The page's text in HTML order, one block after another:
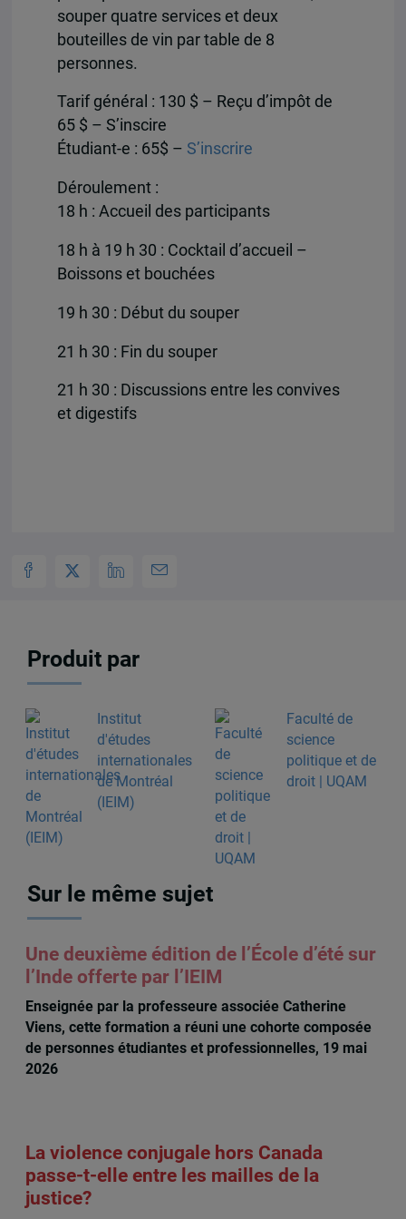
souper quatre services et deux
bouteilles de vin par table de 8
personnes.
Tarif général : 130 $ – Reçu d’impôt de
65 $ – S’inscire
Étudiant-e : 65$ – S’inscrire
Déroulement :
18 h : Accueil des participants
18 h à 19 h 30 : Cocktail d’accueil –
Boissons et bouchées
19 h 30 : Début du souper
21 h 30 : Fin du souper
21 h 30 : Discussions entre les convives
et digestifs
Produit par
Institut
d'études
internationales
de Montréal
(IEIM)
Faculté de
science
politique et de
droit | UQAM
Sur le même sujet
Une deuxième édition de l’École d’été sur
l’Inde offerte par l’IEIM
Enseignée par la professeure associée Catherine
Viens, cette formation a réuni une cohorte composée
de personnes étudiantes et professionnelles, 19 mai
2026
La violence conjugale hors Canada
passe-t-elle entre les mailles de la
justice?